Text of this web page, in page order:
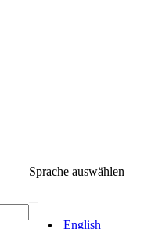
Sprache auswählen
English